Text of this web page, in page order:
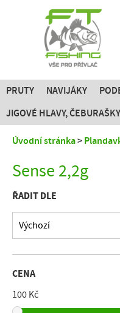
PRUTY NAVIJÁKY
JIGOVÉ HLAVY, ČEBURAŠKY
Úvodní stránka
Sense 2,2g
ŘADIT DLE
Výchozí
CENA
100 Kč